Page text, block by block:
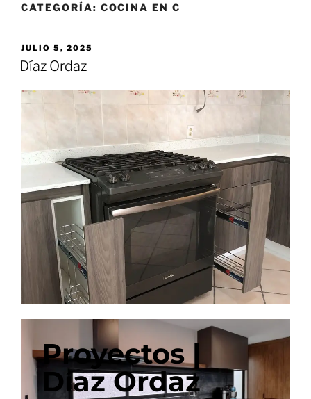
CATEGORÍA: COCINA EN C
JULIO 5, 2025
Díaz Ordaz
Proyectos |
Díaz Ordaz